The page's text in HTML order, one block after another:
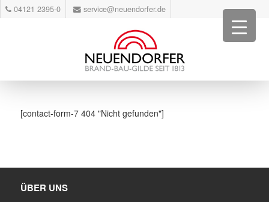
04121 2395-0 service@neuendorfer.de
[contact-form-7 404 "Nicht gefunden"]
ÜBER UNS